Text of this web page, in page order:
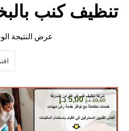
تنظيف كنب
عرض النتيجة
10,00 د.إ 5,00 د.إ